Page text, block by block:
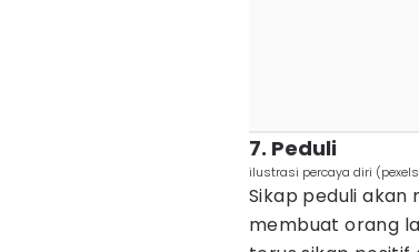
7. Peduli
ilustrasi percaya diri
Sikap peduli
membuat orang